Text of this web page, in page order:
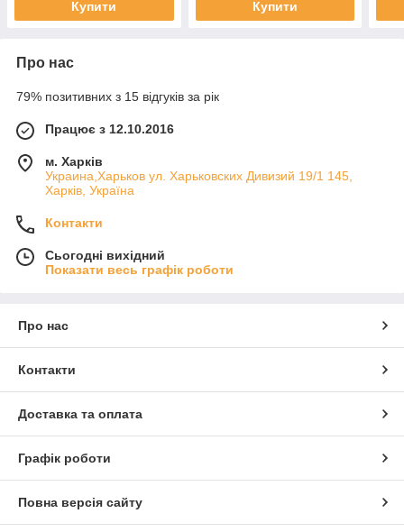
Купити Купити
Про нас
79% позитивних з 15 відгуків за рік
Працює з 12.10.2016
м. Харків
Украина,Харьков ул. Харьковских Дивизий 19/1 145,
Харків, Україна
Контакти
Сьогодні вихідний
Показати весь графік роботи
Про нас
Контакти
Доставка та оплата
Графік роботи
Повна версія сайту